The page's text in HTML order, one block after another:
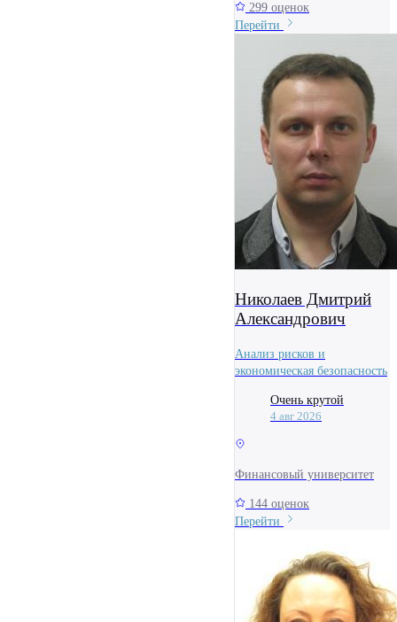
299 оценок
Перейти
Николаев Дмитрий
Александрович
Анализ рисков и
экономическая безопасность
Очень крутой
4 авг 2026
Финансовый университет
144 оценок
Перейти